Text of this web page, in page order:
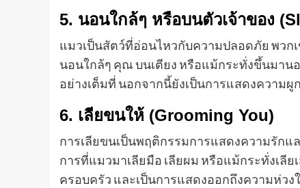
5. นอนใกล้ๆ หรือบนตัวเจ้าของ
แมวเป็นสัตว์ที่อ่อนไหวกับความปลอดภัย พวก
นอนใกล้ๆ คุณ บนเตียง หรือแม้กระทั่งขึ้นมา
อย่างเต็มที่ นอกจากนี้ยังเป็นการแสดงความ
6. เลียขนให้ (Grooming You)
การเลียขนเป็นพฤติกรรมการแสดงความรัก
การที่แมวมาเลียมือ เลียผม หรือแม้กระทั่งเลี
ครอบครัว และเป็นการแสดงออกถึงความห่วง